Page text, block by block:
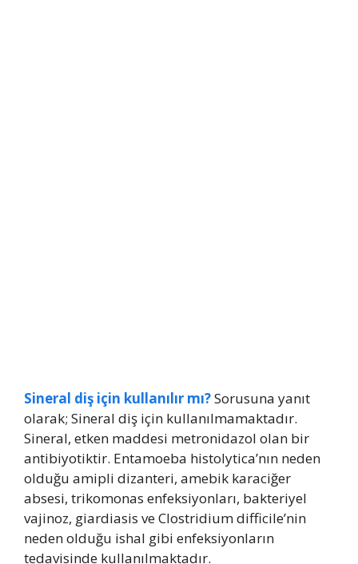
Sineral diş için kullanılır mı?Sorusuna yanıt
olarak; Sineral diş için kullanılmamaktadır.
Sineral, etken maddesi metronidazol olan bir
antibiyotiktir. Entamoeba histolytica’nın neden
olduğu amipli dizanteri, amebik karaciğer
absesi, trikomonas enfeksiyonları, bakteriyel
vajinoz, giardiasis ve Clostridium difficile’nin
neden olduğu ishal gibi enfeksiyonların
tedavisinde kullanılmaktadır.